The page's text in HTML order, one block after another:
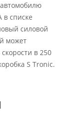
в списке
силовой
может
в 250
S Tronic.